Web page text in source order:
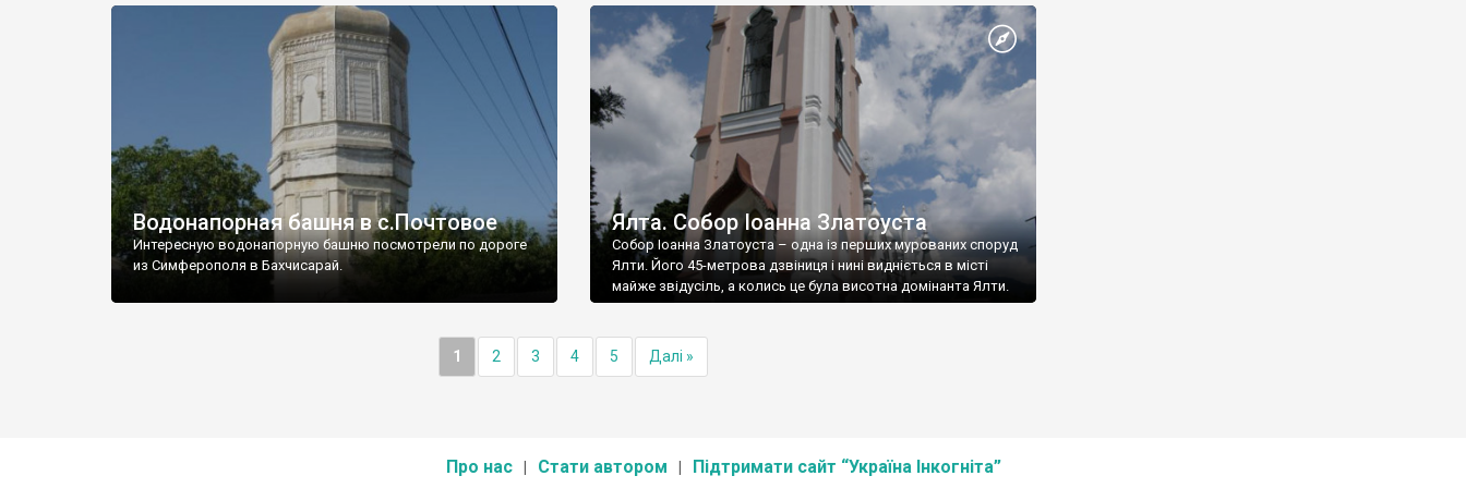
Водонапорная башня в с.Почтовое
Интересную водонапорную башню посмотрели по дороге
из Симферополя в Бахчисарай.
Ялта. Собор Іоанна Златоуста
Собор Іоанна Златоуста – одна із перших мурованих споруд
Ялти. Його 45-метрова дзвіниця і нині видніється в місті
майже звідусіль, а колись це була висотна домінанта Ялти.
1 2 3 4 5 Далі »
Про нас Стати автором Підтримати сайт “Україна Інкогніта”